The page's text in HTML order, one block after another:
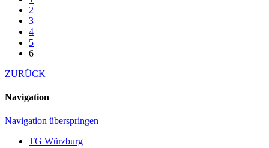
TG Würzburg
Abteilungen
Angebote
Servicepoint
Newsletter
Suche
© Turngemeinde Würzburg von 1848 e.V.